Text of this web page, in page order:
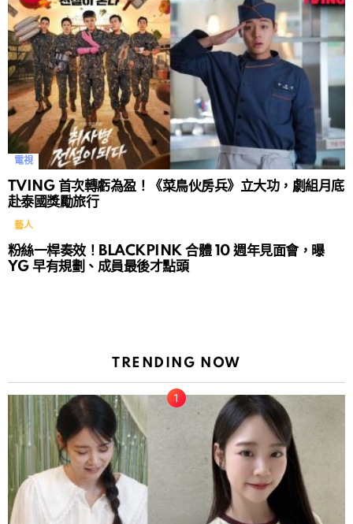
電視
TVING 首次轉虧為盈！《菜鳥伙房兵》立大功，劇組月底
赴泰國獎勵旅行
藝人
粉絲一桿奏效！BLACKPINK 合體 10 週年見面會，曝
YG 早有規劃、成員最後才點頭
TRENDING NOW